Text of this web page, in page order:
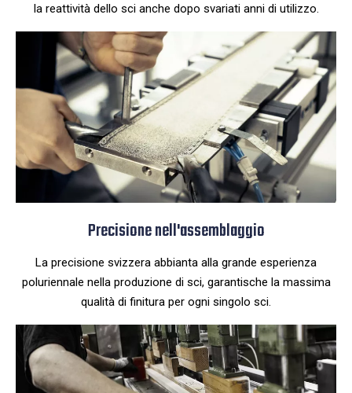
la reattività dello sci anche dopo svariati anni di utilizzo.
Precisione nell'assemblaggio
La precisione svizzera abbianta alla grande esperienza
poluriennale nella produzione di sci, garantische la massima
qualità di finitura per ogni singolo sci.